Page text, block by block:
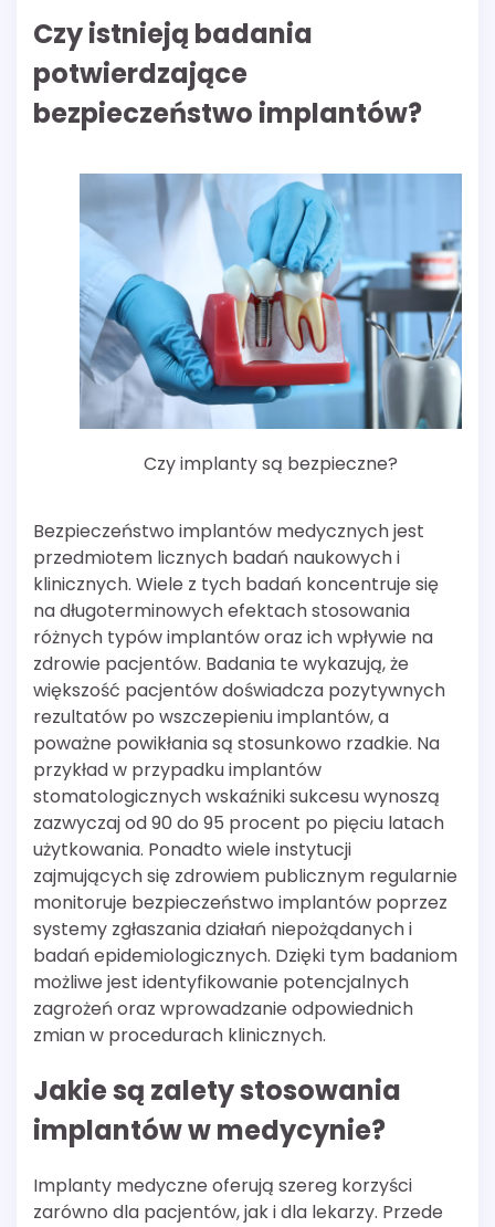
Czy istnieją badania
potwierdzające
bezpieczeństwo implantów?
Czy implanty są bezpieczne?
Bezpieczeństwo implantów medycznych jest
przedmiotem licznych badań naukowych i
klinicznych. Wiele z tych badań koncentruje się
na długoterminowych efektach stosowania
różnych typów implantów oraz ich wpływie na
zdrowie pacjentów. Badania te wykazują, że
większość pacjentów doświadcza pozytywnych
rezultatów po wszczepieniu implantów, a
poważne powikłania są stosunkowo rzadkie. Na
przykład w przypadku implantów
stomatologicznych wskaźniki sukcesu wynoszą
zazwyczaj od 90 do 95 procent po pięciu latach
użytkowania. Ponadto wiele instytucji
zajmujących się zdrowiem publicznym regularnie
monitoruje bezpieczeństwo implantów poprzez
systemy zgłaszania działań niepożądanych i
badań epidemiologicznych. Dzięki tym badaniom
możliwe jest identyfikowanie potencjalnych
zagrożeń oraz wprowadzanie odpowiednich
zmian w procedurach klinicznych.
Jakie są zalety stosowania
implantów w medycynie?
Implanty medyczne oferują szereg korzyści
zarówno dla pacjentów, jak i dla lekarzy. Przede